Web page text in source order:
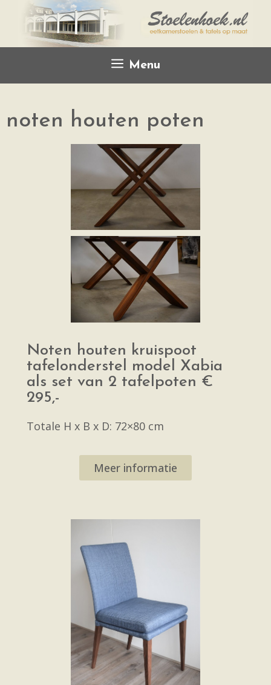
Menu
noten houten poten
Noten houten kruispoot
tafelonderstel model Xabia
als set van 2 tafelpoten €
295,-
Totale H x B x D: 72×80 cm
Meer informatie